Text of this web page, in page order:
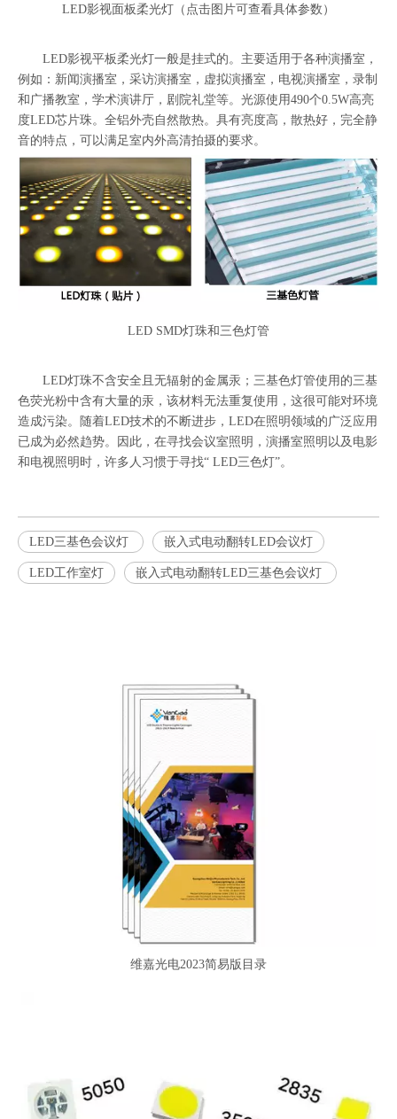
LED影视面板柔光灯（点击图片可查看具体参数）
LED影视平板柔光灯一般是挂式的。主要适用于各种演播室，
例如：新闻演播室，采访演播室，虚拟演播室，电视演播室，录制
和广播教室，学术演讲厅，剧院礼堂等。光源使用490个0.5W高亮
度LED芯片珠。全铝外壳自然散热。具有亮度高，散热好，完全静
音的特点，可以满足室内外高清拍摄的要求。
LED SMD灯珠和三色灯管
LED灯珠不含安全且无辐射的金属汞；三基色灯管使用的三基
色荧光粉中含有大量的汞，该材料无法重复使用，这很可能对环境
造成污染。随着LED技术的不断进步，LED在照明领域的广泛应用
已成为必然趋势。因此，在寻找会议室照明，演播室照明以及电影
和电视照明时，许多人习惯于寻找“ LED三色灯”。
LED三基色会议灯 嵌入式电动翻转LED会议灯
LED工作室灯 嵌入式电动翻转LED三基色会议灯
维嘉光电2023简易版目录